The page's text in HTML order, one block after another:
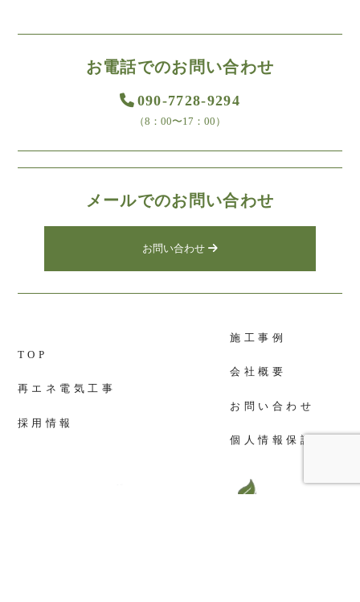
お電話でのお問い合わせ
090-7728-9294
（8：00〜17：00）
メールでのお問い合わせ
お問い合わせ
TOP
再エネ電気工事
採用情報
施工事例
会社概要
お問い合わせ
個人情報保護方針